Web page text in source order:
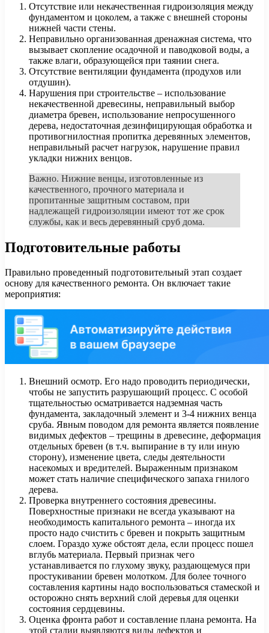
Отсутствие или некачественная гидроизоляция между
фундаментом и цоколем, а также с внешней стороны
нижней части стены.
Неправильно организованная дренажная система, что
вызывает скопление осадочной и паводковой воды, а
также влаги, образующейся при таянии снега.
Отсутствие вентиляции фундамента (продухов или
отдушин).
Нарушения при строительстве – использование
некачественной древесины, неправильный выбор
диаметра бревен, использование непросушенного
дерева, недостаточная дезинфицирующая обработка и
противогнилостная пропитка деревянных элементов,
неправильный расчет нагрузок, нарушение правил
укладки нижних венцов.
Важно. Нижние венцы, изготовленные из
качественного, прочного материала и
пропитанные защитным составом, при
надлежащей гидроизоляции имеют тот же срок
службы, как и весь деревянный сруб дома.
Подготовительные работы
Правильно проведенный подготовительный этап создает
основу для качественного ремонта. Он включает такие
мероприятия:
Внешний осмотр. Его надо проводить периодически,
чтобы не запустить разрушающий процесс. С особой
тщательностью осматривается надземная часть
фундамента, закладочный элемент и 3-4 нижних венца
сруба. Явным поводом для ремонта является появление
видимых дефектов – трещины в древесине, деформация
отдельных бревен (в т.ч. выпирание в ту или иную
сторону), изменение цвета, следы деятельности
насекомых и вредителей. Выраженным признаком
может стать наличие специфического запаха гнилого
дерева.
Проверка внутреннего состояния древесины.
Поверхностные признаки не всегда указывают на
необходимость капитального ремонта – иногда их
просто надо счистить с бревен и покрыть защитным
слоем. Гораздо хуже обстоят дела, если процесс пошел
вглубь материала. Первый признак чего
устанавливается по глухому звуку, раздающемуся при
простукивании бревен молотком. Для более точного
составления картины надо воспользоваться стамеской и
осторожно снять верхний слой деревья для оценки
состояния сердцевины.
Оценка фронта работ и составление плана ремонта. На
этой стадии выявляются виды дефектов и